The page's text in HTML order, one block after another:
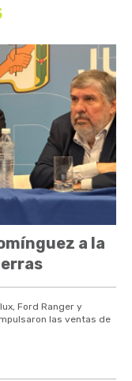
a la
Ford Ranger y
las ventas de